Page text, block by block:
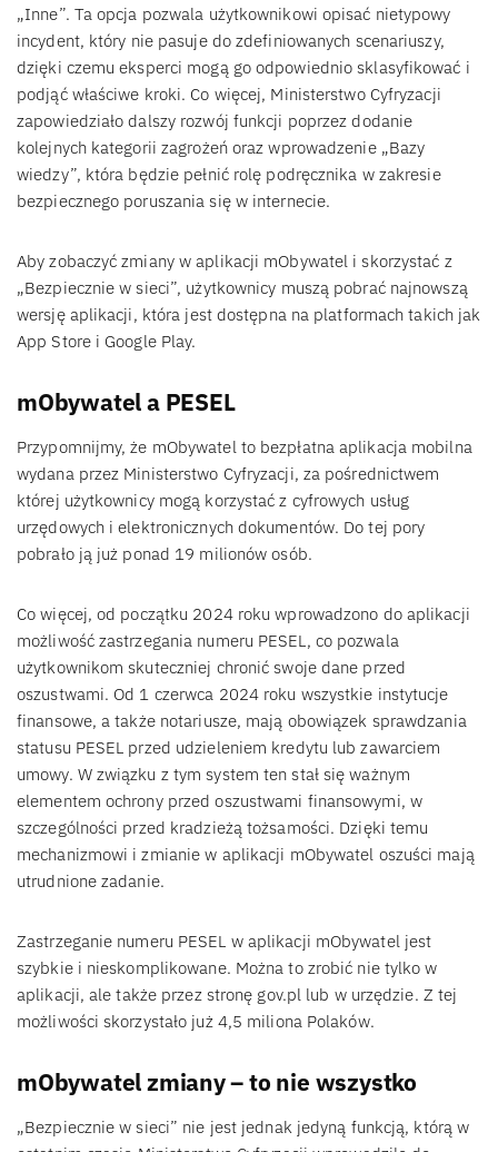
„Inne”. Ta opcja pozwala użytkownikowi opisać nietypowy
incydent, który nie pasuje do zdefiniowanych scenariuszy,
dzięki czemu eksperci mogą go odpowiednio sklasyfikować i
podjąć właściwe kroki. Co więcej, Ministerstwo Cyfryzacji
zapowiedziało dalszy rozwój funkcji poprzez dodanie
kolejnych kategorii zagrożeń oraz wprowadzenie „Bazy
wiedzy”, która będzie pełnić rolę podręcznika w zakresie
bezpiecznego poruszania się w internecie.
Aby zobaczyć zmiany w aplikacji mObywatel i skorzystać z
„Bezpiecznie w sieci”, użytkownicy muszą pobrać najnowszą
wersję aplikacji, która jest dostępna na platformach takich jak
App Store i Google Play.
mObywatel a PESEL
Przypomnijmy, że mObywatel to bezpłatna aplikacja mobilna
wydana przez Ministerstwo Cyfryzacji, za pośrednictwem
której użytkownicy mogą korzystać z cyfrowych usług
urzędowych i elektronicznych dokumentów. Do tej pory
pobrało ją już ponad 19 milionów osób.
Co więcej, od początku 2024 roku wprowadzono do aplikacji
możliwość zastrzegania numeru PESEL, co pozwala
użytkownikom skuteczniej chronić swoje dane przed
oszustwami. Od 1 czerwca 2024 roku wszystkie instytucje
finansowe, a także notariusze, mają obowiązek sprawdzania
statusu PESEL przed udzieleniem kredytu lub zawarciem
umowy. W związku z tym system ten stał się ważnym
elementem ochrony przed oszustwami finansowymi, w
szczególności przed kradzieżą tożsamości. Dzięki temu
mechanizmowi i zmianie w aplikacji mObywatel oszuści mają
utrudnione zadanie.
Zastrzeganie numeru PESEL w aplikacji mObywatel jest
szybkie i nieskomplikowane. Można to zrobić nie tylko w
aplikacji, ale także przez stronę gov.pl lub w urzędzie. Z tej
możliwości skorzystało już 4,5 miliona Polaków.
mObywatel zmiany – to nie wszystko
„Bezpiecznie w sieci” nie jest jednak jedyną funkcją, którą w